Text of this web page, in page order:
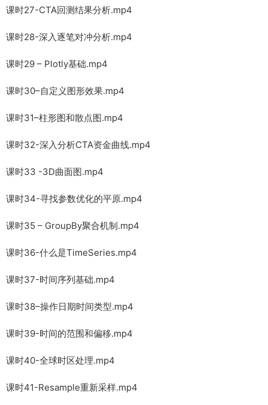
课时27-CTA回测结果分析.mp4
课时28-深入逐笔对冲分析.mp4
课时29 – Plotly基础.mp4
课时30–自定义图形效果.mp4
课时31–柱形图和散点图.mp4
课时32-深入分析CTA资金曲线.mp4
课时33 -3D曲面图.mp4
课时34-寻找参数优化的平原.mp4
课时35 – GroupBy聚合机制.mp4
课时36-什么是TimeSeries.mp4
课时37-时间序列基础.mp4
课时38–操作日期时间类型.mp4
课时39-时间的范围和偏移.mp4
课时40-全球时区处理.mp4
课时41-Resample重新采样.mp4